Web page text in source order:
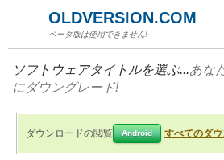
OLDVERSION.COM
ベータ版は使用できません!
ソフトウェアタイトルを選ぶ...あな
にダウングレード!
ダウンロードの閲覧 Android すべてのダ